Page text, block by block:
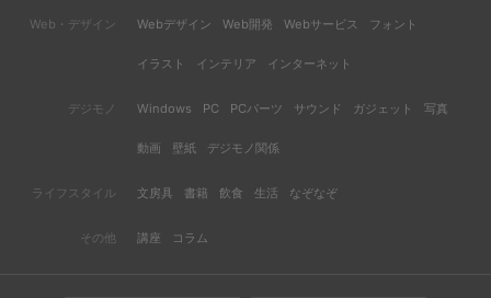
Web・デザイン Webデザイン Web開発 Webサービス フォント
イラスト インテリア インターネット
デジモノ Windows PC PCパーツ サウンド ガジェット 写真
動画 壁紙 デジモノ関係
ライフスタイル 文房具 書籍 飲食 生活 なぞなぞ
その他 講座 コラム